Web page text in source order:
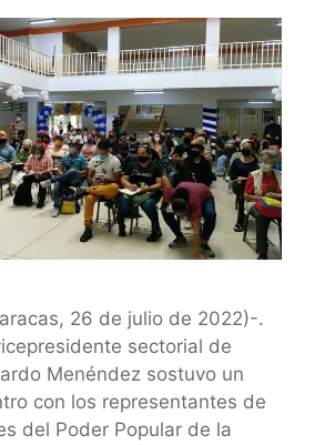
26 de julio de 2022)-.
sectorial de
Menéndez sostuvo un
con los representantes de
del Poder Popular de la